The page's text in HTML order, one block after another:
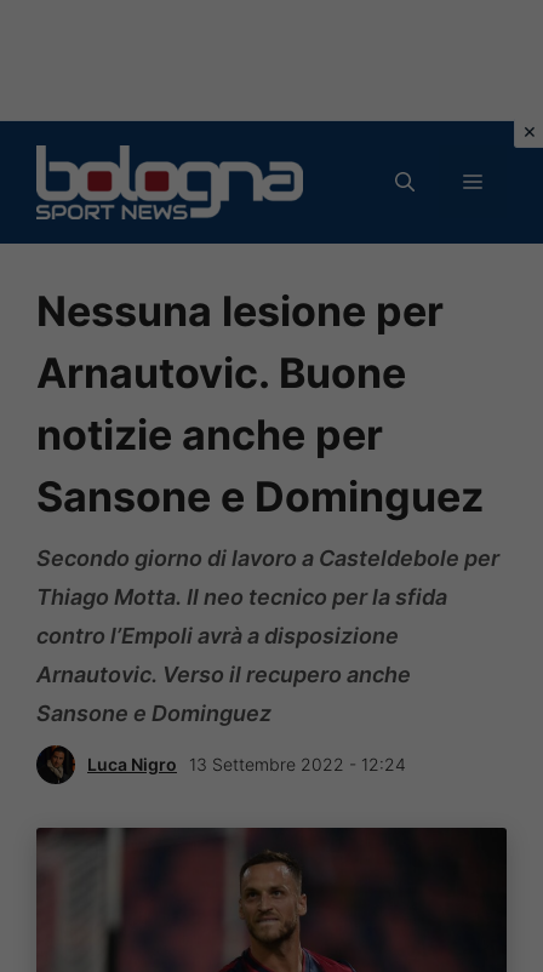
contenuto
MENU
Nessuna lesione per
Arnautovic. Buone
notizie anche per
Sansone e Dominguez
Secondo giorno di lavoro a Casteldebole per
Thiago Motta. Il neo tecnico per la sfida
contro l’Empoli avrà a disposizione
Arnautovic. Verso il recupero anche
Sansone e Dominguez
Luca Nigro 13 Settembre 2022 - 12:24